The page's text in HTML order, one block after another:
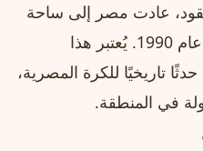
عادت مصر إلى ساحة
كأس العالم للمرة الأولى منذ عام 1990. يُعتبر هذا
تاريخيًا للكرة المصرية،
في المنطقة.